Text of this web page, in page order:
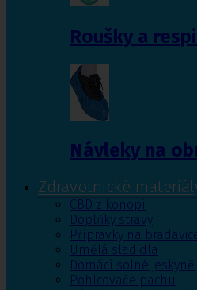
Roušky a
Návleky na
Zdravotnické
CBD z konopí
Doplňky stravy
Přípravky na
Umělá sladidla
Domácí solné jeskyně
Pohlcovače pachu